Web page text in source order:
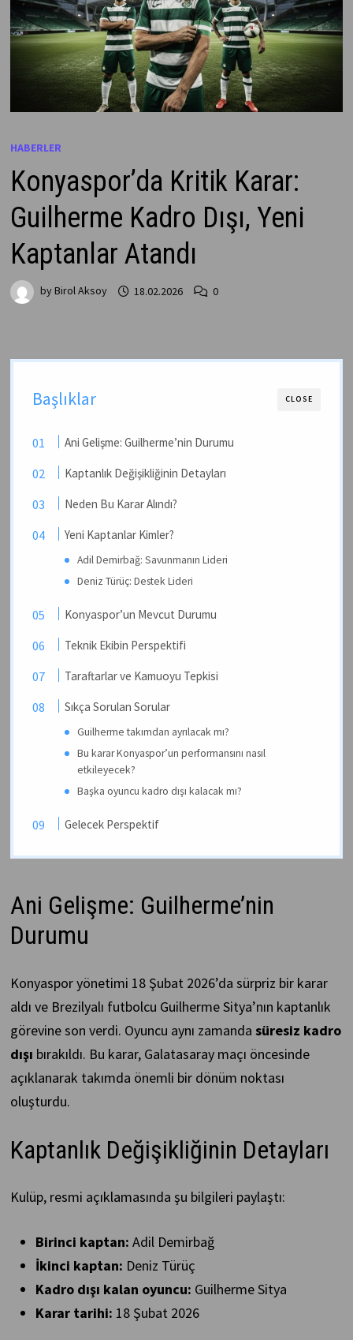
HABERLER
Konyaspor’da Kritik Karar:
Guilherme Kadro Dışı, Yeni
Kaptanlar Atandı
byBirol Aksoy 18.02.2026 0
CLOSE
Başlıklar
Ani Gelişme: Guilherme’nin Durumu
Kaptanlık Değişikliğinin Detayları
Neden Bu Karar Alındı?
Yeni Kaptanlar Kimler?
Adil Demirbağ: Savunmanın Lideri
Deniz Türüç: Destek Lideri
Konyaspor’un Mevcut Durumu
Teknik Ekibin Perspektifi
Taraftarlar ve Kamuoyu Tepkisi
Sıkça Sorulan Sorular
Guilherme takımdan ayrılacak mı?
Bu karar Konyaspor’un performansını nasıl
etkileyecek?
Başka oyuncu kadro dışı kalacak mı?
Gelecek Perspektif
Ani Gelişme: Guilherme’nin
Durumu
Konyaspor yönetimi 18 Şubat 2026’da sürpriz bir karar
aldı ve Brezilyalı futbolcu Guilherme Sitya’nın kaptanlık
görevine son verdi. Oyuncu aynı zamanda süresiz kadro
dışı bırakıldı. Bu karar, Galatasaray maçı öncesinde
açıklanarak takımda önemli bir dönüm noktası
oluşturdu.
Kaptanlık Değişikliğinin Detayları
Kulüp, resmi açıklamasında şu bilgileri paylaştı:
Birinci kaptan: Adil Demirbağ
İkinci kaptan: Deniz Türüç
Kadro dışı kalan oyuncu: Guilherme Sitya
Karar tarihi: 18 Şubat 2026